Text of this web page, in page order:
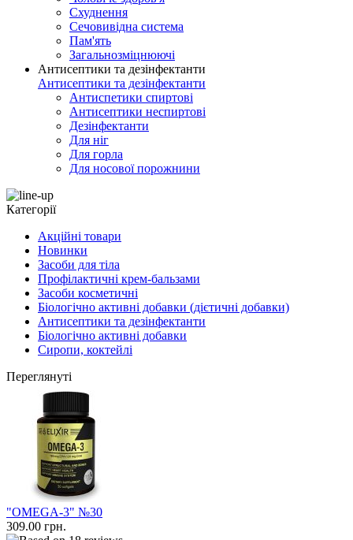
Схуднення
Сечовивідна система
Пам'ять
Загальнозміцнюючі
Антисептики та дезінфектанти
Антисептики та дезінфектанти
Антиспетики спиртові
Антисептики неспиртові
Дезінфектанти
Для ніг
Для горла
Для носової порожнини
Категорії
Акційні товари
Новинки
Засоби для тіла
Профілактичні крем-бальзами
Засоби косметичні
Біологічно активні добавки (дієтичні добавки)
Антисептики та дезінфектанти
Біологічно активні добавки
Сиропи, коктейлі
Переглянуті
"OMEGA-3" №30
309.00 грн.